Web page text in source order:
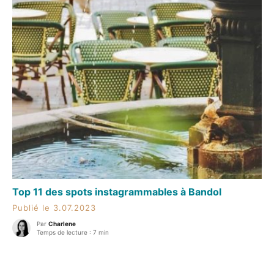
Top 11 des spots instagrammables à Bandol
Publié le 3.07.2023
Par Charlene
Temps de lecture : 7 min